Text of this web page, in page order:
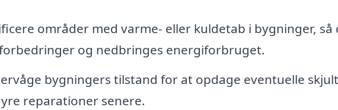
områder med varme- eller kuldetab i bygninger, så
og nedbringes energiforbruget.
bygningers tilstand for at opdage eventuelle
reparationer senere.